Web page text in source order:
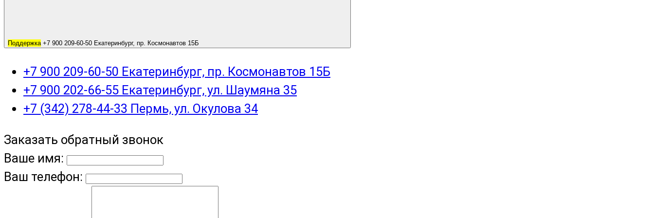
Поддержка +7 900 209-60-50 Екатеринбург, пр. Космонавтов 15Б
+7 900 209-60-50 Екатеринбург, пр. Космонавтов 15Б
+7 900 202-66-55 Екатеринбург, ул. Шаумяна 35
+7 (342) 278-44-33 Пермь, ул. Окулова 34
Заказать обратный звонок
Ваше имя:
Ваш телефон: